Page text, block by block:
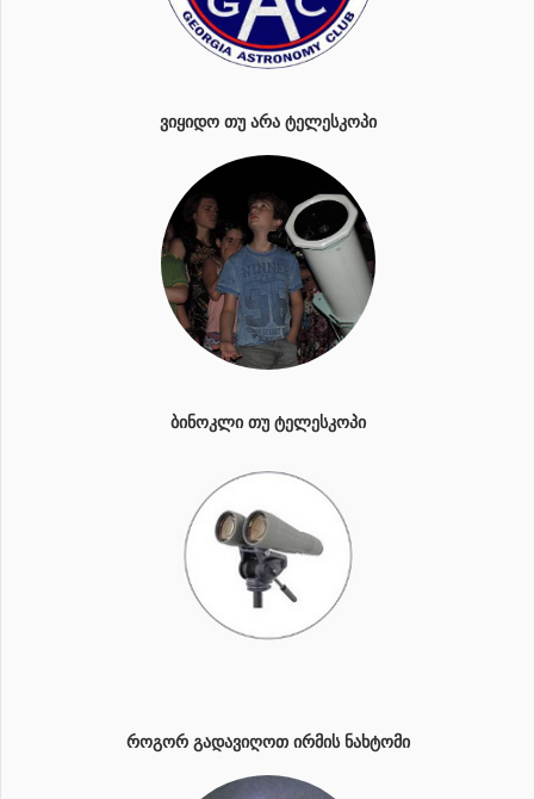
ᲕᲘᲧᲘᲓᲝ ᲗᲣ ᲐᲠᲐ ᲢᲔᲚᲔᲡᲙᲝᲞᲘ
ᲑᲘᲜᲝᲙᲚᲘ ᲗᲣ ᲢᲔᲚᲔᲡᲙᲝᲞᲘ
ᲠᲝᲒᲝᲠ ᲒᲐᲓᲐᲕᲘᲦᲝᲗ ᲘᲠᲛᲘᲡ ᲜᲐᲮᲢᲝᲛᲘ